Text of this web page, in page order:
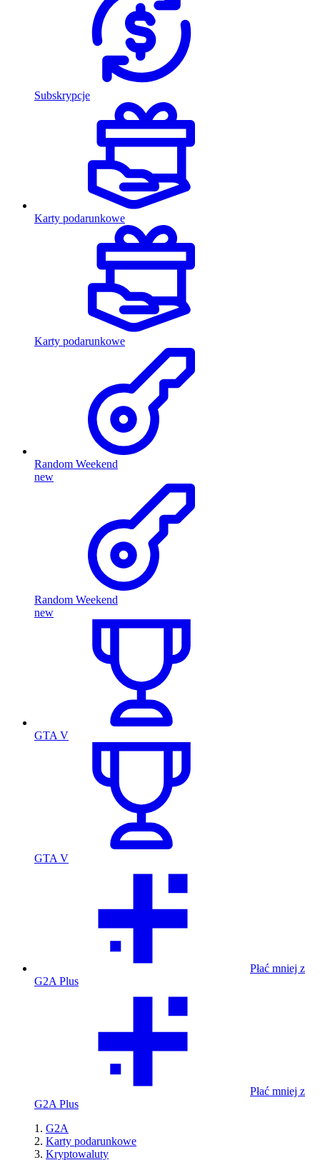
Subskrypcje
Karty podarunkowe
Karty podarunkowe
Random Weekend
new
Random Weekend
new
GTA V
GTA V
Płać mniej z
G2A Plus
Płać mniej z
G2A Plus
G2A
Karty podarunkowe
Kryptowaluty